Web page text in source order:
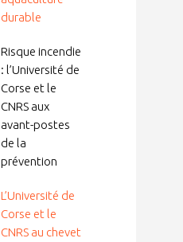
durable
Risque incendie
: l’Université de
Corse et le
CNRS aux
avant-postes
de la
prévention
L’Université de
Corse et le
CNRS au chevet